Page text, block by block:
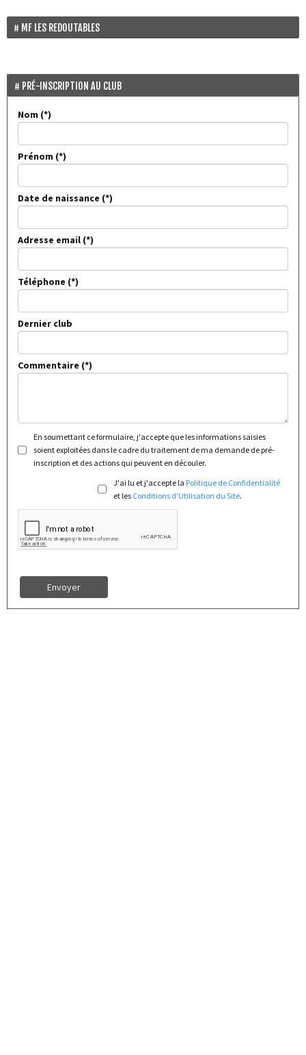
MF LES REDOUTABLES
PRÉ-INSCRIPTION AU CLUB
Nom
Prénom
Date de naissance
Adresse email
Téléphone
Dernier club
Commentaire
En soumettant ce formulaire, j'accepte que les informations saisies
soient exploitées dans le cadre du traitement de ma demande de pré-
inscription et des actions qui peuvent en découler.
J'ai lu et j'accepte la Politique de Confidentialité
et les Conditions d'Utilisation du Site.
Envoyer